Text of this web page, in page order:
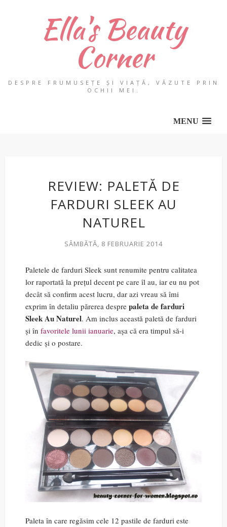
Ella's Beauty
Corner
DESPRE FRUMUSEȚE ȘI VIAȚĂ, VĂZUTE PRIN
OCHII MEI.
MENU
REVIEW: PALETĂ DE
FARDURI SLEEK AU
NATUREL
SÂMBĂTĂ, 8 FEBRUARIE 2014
Paletele de farduri Sleek sunt renumite pentru calitatea
lor raportată la prețul decent pe care îl au, iar eu nu pot
decât să confirm acest lucru, dar azi vreau să îmi
exprim în detaliu părerea despre paleta de farduri
Sleek Au Naturel. Am inclus această paletă de farduri
și în favoritele lunii ianuarie, așa că era timpul să-i
dedic și o postare.
Paleta în care regăsim cele 12 pastile de farduri este